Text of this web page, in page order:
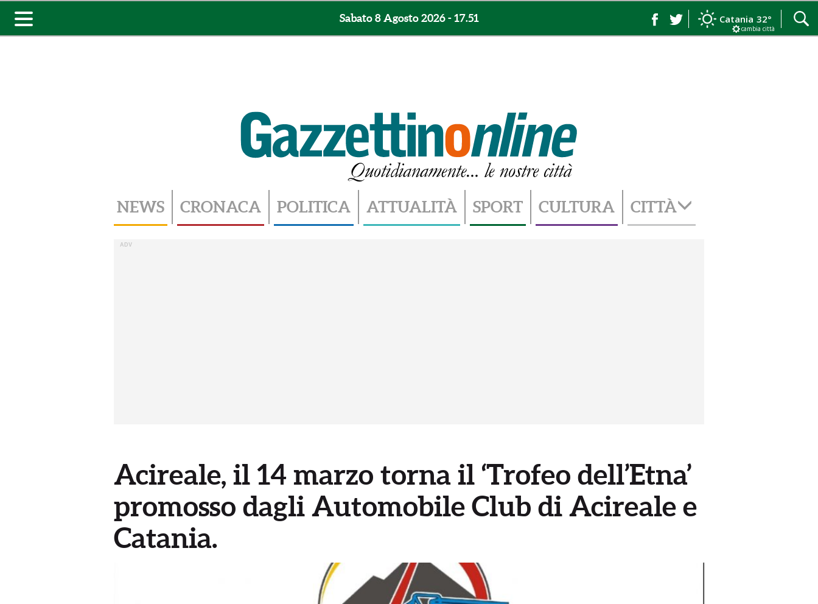
Toggle
navigation
Sabato 8 Agosto 2026 - 17.51 Catania 32°
cambia città
NEWS CRONACA POLITICA ATTUALITÀ SPORT CULTURA CITTÀ
Acireale, il 14 marzo torna il ‘Trofeo dell’Etna’
promosso dagli Automobile Club di Acireale e
Catania.